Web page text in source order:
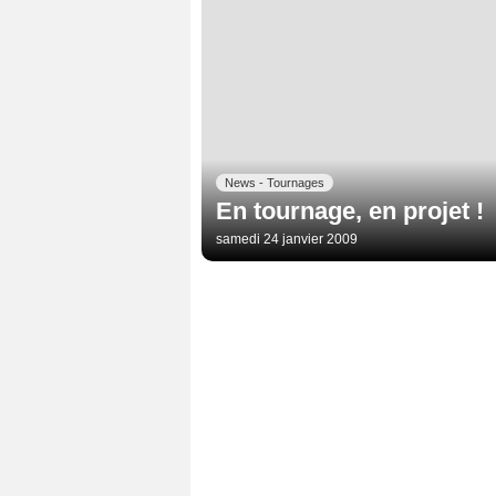
News - Tournages
En tournage, en projet !
samedi 24 janvier 2009